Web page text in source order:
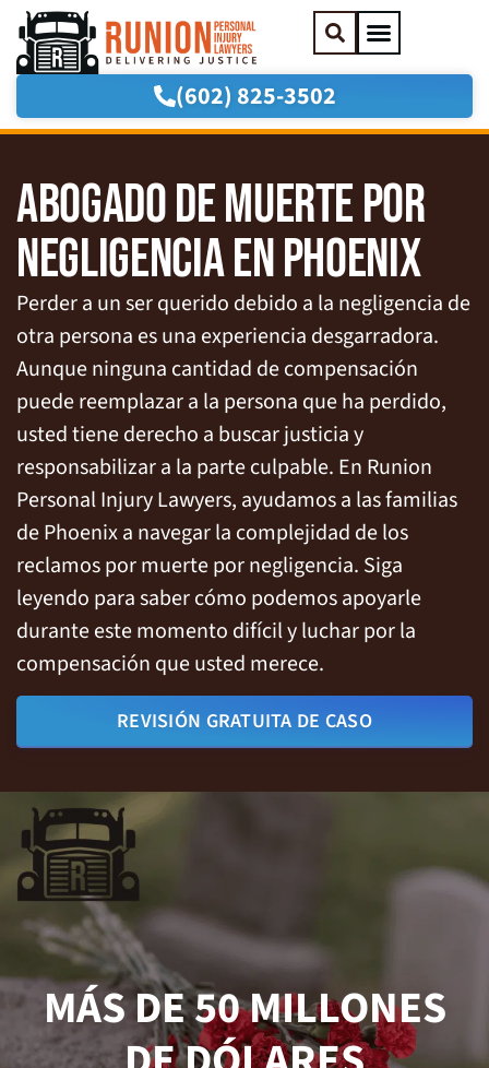
(602) 825-3502
ABOGADO DE MUERTE POR
NEGLIGENCIA EN PHOENIX
Perder a un ser querido debido a la negligencia de
otra persona es una experiencia desgarradora.
Aunque ninguna cantidad de compensación
puede reemplazar a la persona que ha perdido,
usted tiene derecho a buscar justicia y
responsabilizar a la parte culpable. En Runion
Personal Injury Lawyers, ayudamos a las familias
de Phoenix a navegar la complejidad de los
reclamos por muerte por negligencia. Siga
leyendo para saber cómo podemos apoyarle
durante este momento difícil y luchar por la
compensación que usted merece.
REVISIÓN GRATUITA DE CASO
MÁS DE 50 MILLONES